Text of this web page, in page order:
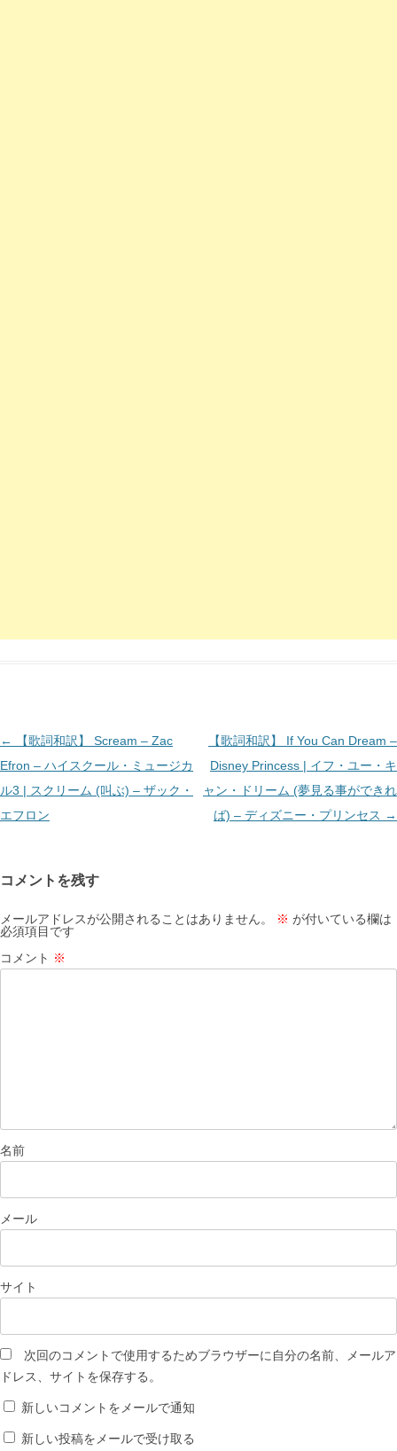
投
稿
ナ
ビ
シ
ョ
ン
←
【歌詞和訳】 Scream – Zac
Efron – ハイスクール・ミュージカ
ル3 | スクリーム (叫ぶ) – ザック・
エフロン
【歌詞和訳】 If You Can Dream –
Disney Princess | イフ・ユー・キ
ャン・ドリーム (夢見る事ができれ
ば) – ディズニー・プリンセス →
コメントを残す
メールアドレスが公開されることはありません。 ※ が付いている欄は
必須項目です
コメント ※
名前
メール
サイト
次回のコメントで使用するためブラウザーに自分の名前、メールア
ドレス、サイトを保存する。
新しいコメントをメールで通知
新しい投稿をメールで受け取る